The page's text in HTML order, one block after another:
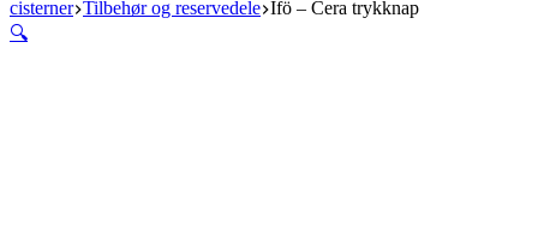
cisterner Tilbehør og reservedele Ifö – Cera trykknap
🔍